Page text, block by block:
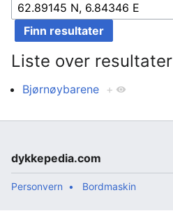
Liste over resultater
Bjørnøybarene +
dykkepedia.com
Personvern Bordmaskin